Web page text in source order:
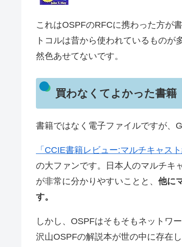
これはOSPFのRFCに携わった方が
トコルは昔から使われているもの
然色あせてないです。
買わなくてよかった書籍
書籍ではなく電子ファイルですが、
「CCIE書籍レビュー:マルチキャスト
の大ファンです。日本人のマルチキ
が非常に分かりやすいことと、 他に
す。
しかし、OSPFはそもそもネットワ
沢山OSPFの解説本が世の中に存在し